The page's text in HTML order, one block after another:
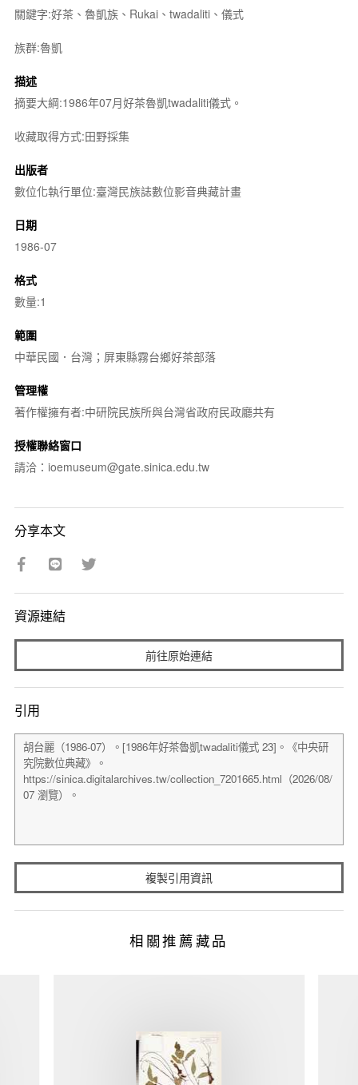
關鍵字:好茶、魯凱族、Rukai、twadaliti、儀式
族群:魯凱
描述
摘要大綱:1986年07月好茶魯凱twadaliti儀式。
收藏取得方式:田野採集
出版者
數位化執行單位:臺灣民族誌數位影音典藏計畫
日期
1986-07
格式
數量:1
範圍
中華民國．台灣；屏東縣霧台鄉好茶部落
管理權
著作權擁有者:中研院民族所與台灣省政府民政廳共有
授權聯絡窗口
請洽：ioemuseum@gate.sinica.edu.tw
分享本文
資源連結
前往原始連結
引用
複製引用資訊
相關推薦藏品